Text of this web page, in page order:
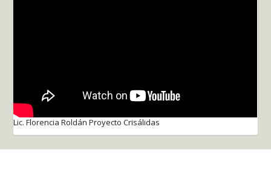
Lic. Florencia Roldán Proyecto Crisálidas